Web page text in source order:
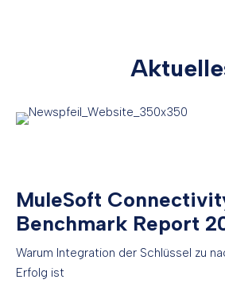
MuleSoft
Benchmark Report
Warum Integration der Schlüssel zu
Erfolg ist